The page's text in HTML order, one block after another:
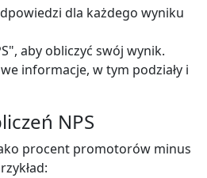
dla każdego wyniku
aby obliczyć swój wynik.
informacje, w tym podziały i
NPS
procent promotorów minus